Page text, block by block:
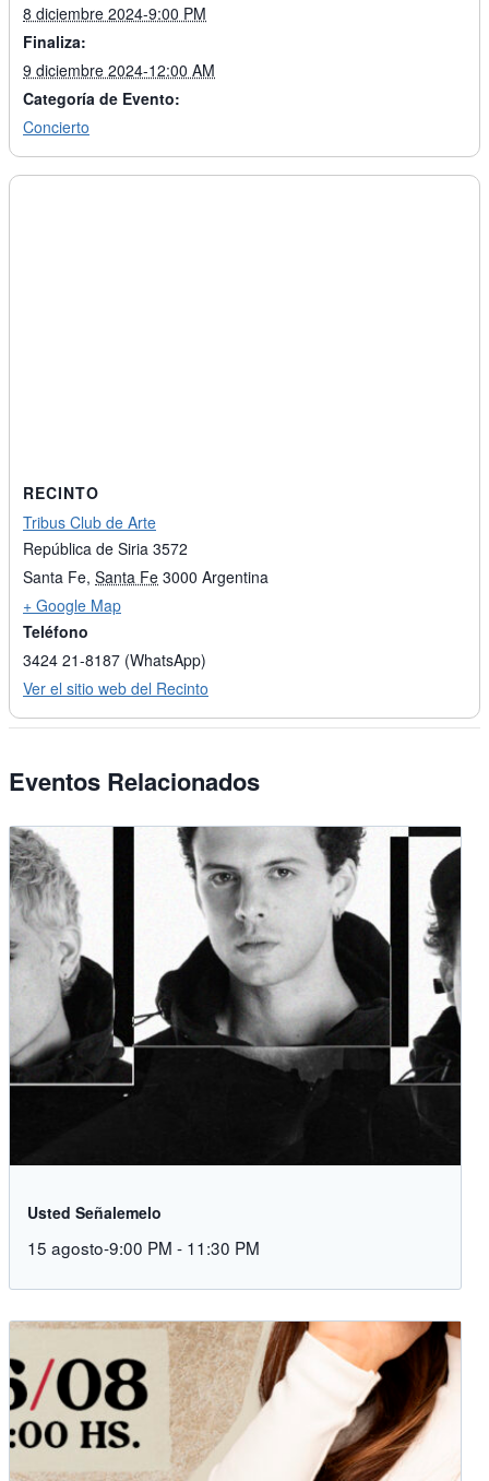
8 diciembre 2024-9:00 PM
Finaliza:
9 diciembre 2024-12:00 AM
Categoría de Evento:
Concierto
RECINTO
Tribus Club de Arte
República de Siria 3572
Santa Fe, Santa Fe 3000 Argentina
+ Google Map
Teléfono
3424 21-8187 (WhatsApp)
Ver el sitio web del Recinto
Eventos Relacionados
Usted Señalemelo
15 agosto-9:00 PM - 11:30 PM